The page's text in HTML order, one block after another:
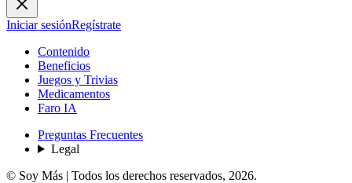
Iniciar sesiónRegístrate
Contenido
Beneficios
Juegos y Trivias
Medicamentos
Faro IA
Preguntas Frecuentes
Legal
© Soy Más | Todos los derechos reservados, 2026.